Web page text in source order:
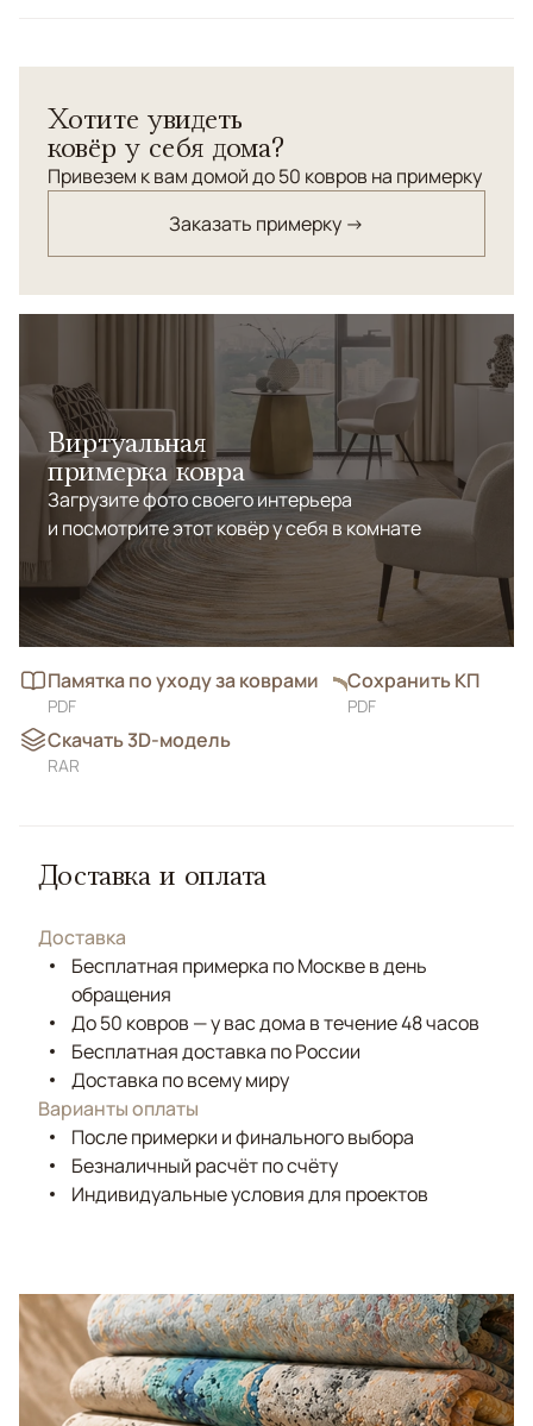
черты нового индустриального шика.
Хотите увидеть
ковёр у себя дома?
Привезем к вам домой до 50 ковров на примерку
Заказать примерку →
Виртуальная
примерка ковра
Загрузите фото своего интерьера
и посмотрите этот ковёр у себя в комнате
Памятка по уходу за коврами
PDF
Сохранить КП
PDF
Скачать 3D-модель
RAR
Доставка и оплата
Доставка
Бесплатная примерка по Москве в день
обращения
До 50 ковров — у вас дома в течение 48 часов
Бесплатная доставка по России
Доставка по всему миру
Варианты оплаты
После примерки и финального выбора
Безналичный расчёт по счёту
Индивидуальные условия для проектов